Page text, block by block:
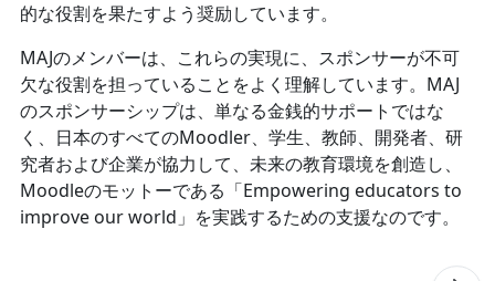
的な役割を果たすよう奨励しています。
MAJのメンバーは、これらの実現に、スポンサーが不可
欠な役割を担っていることをよく理解しています。MAJ
のスポンサーシップは、単なる金銭的サポートではな
く、日本のすべてのMoodler、学生、教師、開発者、研
究者および企業が協力して、未来の教育環境を創造し、
Moodleのモットーである「Empowering educators to
improve our world」を実践するための支援なのです。